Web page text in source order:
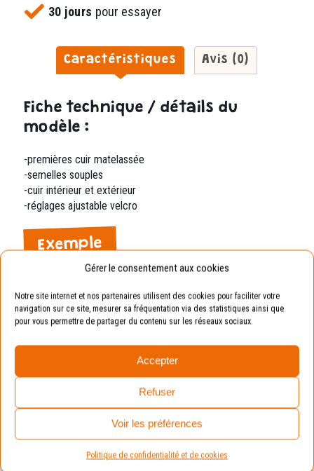
Gérer le consentement aux cookies
Notre site internet et nos partenaires utilisent des cookies pour faciliter votre
navigation sur ce site, mesurer sa fréquentation via des statistiques ainsi que
pour vous permettre de partager du contenu sur les réseaux sociaux.
Accepter
Refuser
Voir les préférences
Politique de confidentialité et de cookies
30 jours pour essayer
Caractéristiques Avis (0)
Exemple
Pointure conseillée : 20 (en prenant compte de la
marge de croissance).
Avantages :La chaussure sera toujours
adaptée aux pieds de vos enfants.
Fiche technique / détails du
modèle :
-premières cuir matelassée
-semelles souples
-cuir intérieur et extérieur
-réglages ajustable velcro
Vous aimerez peut-être
aussi…